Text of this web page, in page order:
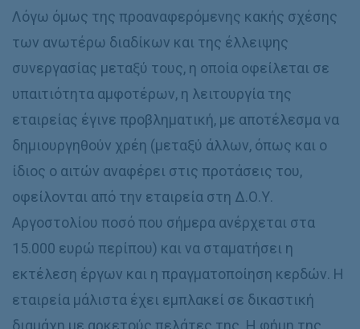
Λόγω όμως της προαναφερόμενης κακής σχέσης
των ανωτέρω διαδίκων και της έλλειψης
συνεργασίας μεταξύ τους, η οποία οφείλεται σε
υπαιτιότητα αμφοτέρων, η λειτουργία της
εταιρείας έγινε προβληματική, με αποτέλεσμα να
δημιουργηθούν χρέη (μεταξύ άλλων, όπως και ο
ίδιος ο αιτών αναφέρει στις προτάσεις του,
οφείλονται από την εταιρεία στη Δ.Ο.Υ.
Αργοστολίου ποσό που σήμερα ανέρχεται στα
15.000 ευρώ περίπου) και να σταματήσει η
εκτέλεση έργων και η πραγματοποίηση κερδών. Η
εταιρεία μάλιστα έχει εμπλακεί σε δικαστική
διαμάχη με αρκετούς πελάτες της. Η φήμη της